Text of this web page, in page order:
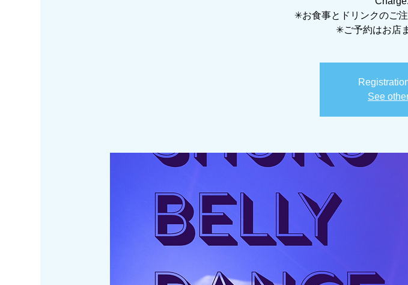
✳︎お食事とドリンクのご
✳︎ご予約はお店
See